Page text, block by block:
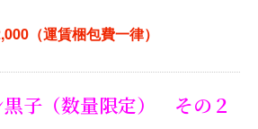
（運賃梱包費一律）
黒子（数量限定） その２